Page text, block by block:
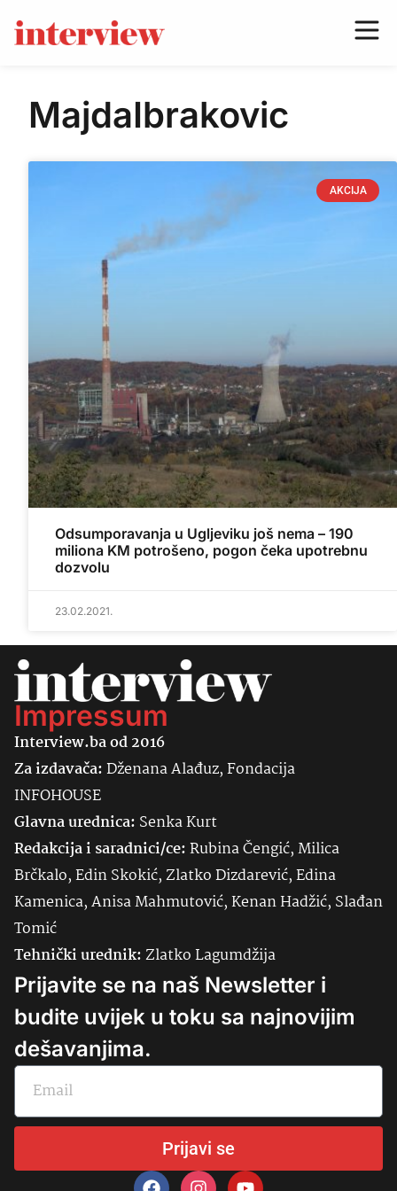
MajdaIbrakovic
AKCIJA
Odsumporavanja u Ugljeviku još nema – 190
miliona KM potrošeno, pogon čeka upotrebnu
dozvolu
23.02.2021.
Impressum
Interview.ba od 2016
Za izdavača:Dženana Alađuz, Fondacija
INFOHOUSE
Glavna urednica: SenkaKurt
Redakcija i saradnici/ce:Rubina Čengić, Milica
Brčkalo, Edin Skokić, Zlatko Dizdarević, Edina
Kamenica, Anisa Mahmutović, Kenan Hadžić, Slađan
Tomić
Tehnički urednik:Zlatko Lagumdžija
Prijavite se na naš Newsletter i
budite uvijek u toku sa najnovijim
dešavanjima.
Prijavi se